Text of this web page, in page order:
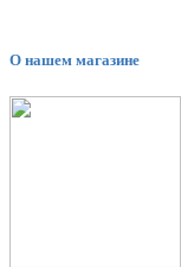
О нашем магазине